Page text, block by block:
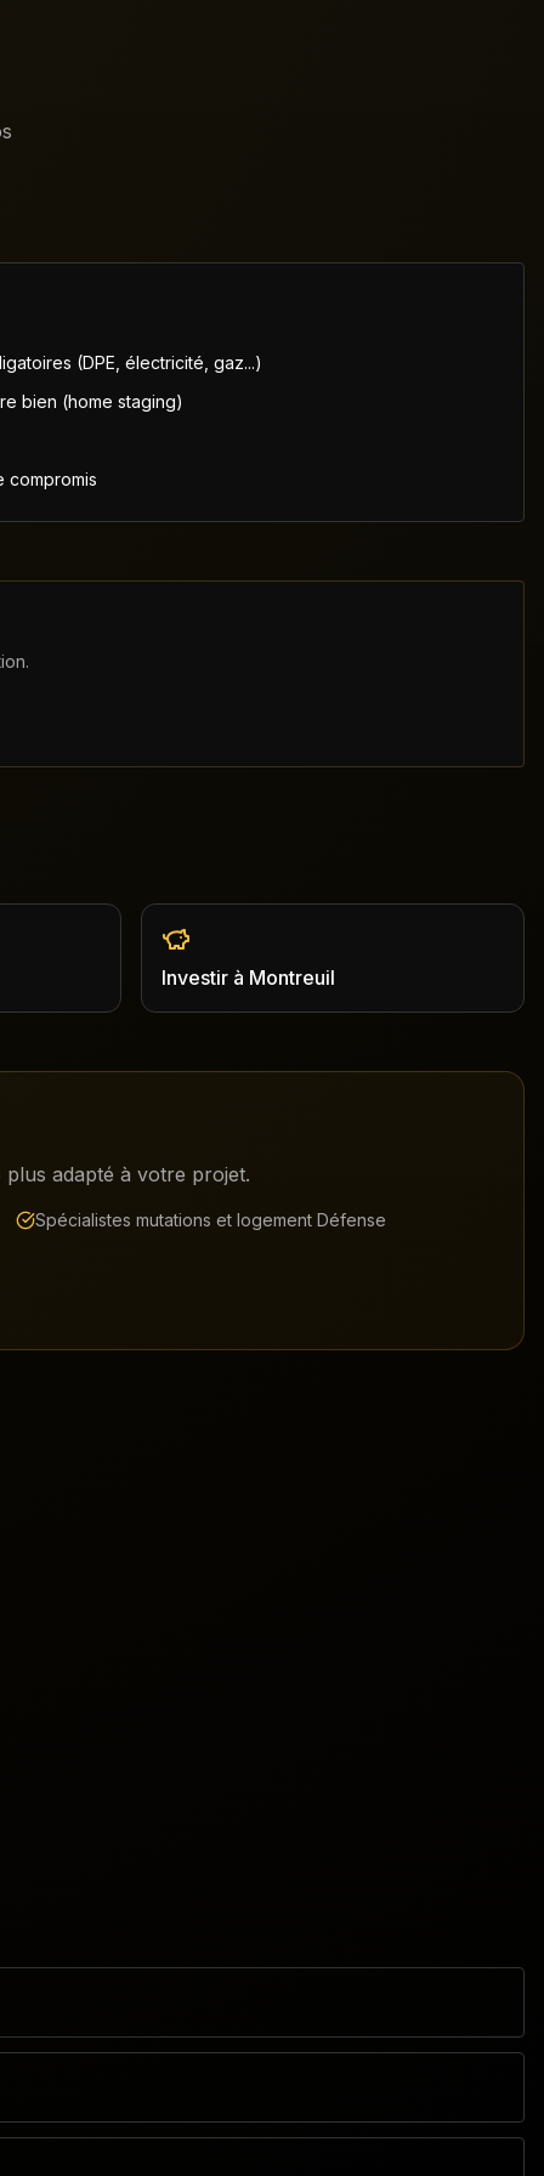
(DPE, électricité, gaz...)
bien (home staging)
compromis
Investir à Montreuil
adapté à votre projet.
Spécialistes mutations et logement Défense